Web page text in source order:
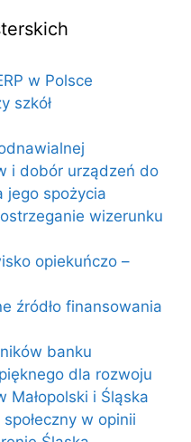
w Polsce
szkół
i dobór urządzeń do
jego spożycia
wizerunku
opiekuńczo –
źródło finansowania
banku
dla rozwoju
Małopolski i Śląska
w opinii